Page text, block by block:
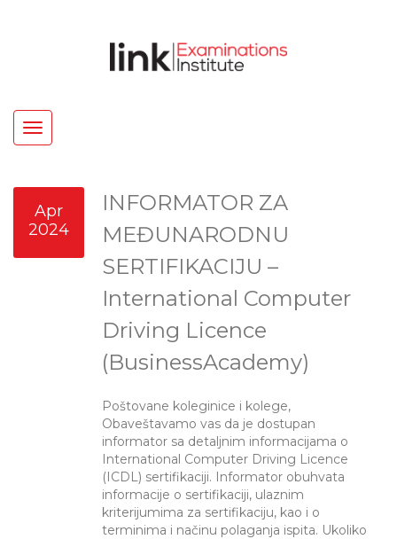
Toggle
navigation
Apr
2024
INFORMATOR ZA
MEĐUNARODNU
SERTIFIKACIJU –
International Computer
Driving Licence
(BusinessAcademy)
Poštovane koleginice i kolege,
Obaveštavamo vas da je dostupan
informator sa detaljnim informacijama o
International Computer Driving Licence
(ICDL) sertifikaciji. Informator obuhvata
informacije o sertifikaciji, ulaznim
kriterijumima za sertifikaciju, kao i o
terminima i načinu polaganja ispita. Ukoliko